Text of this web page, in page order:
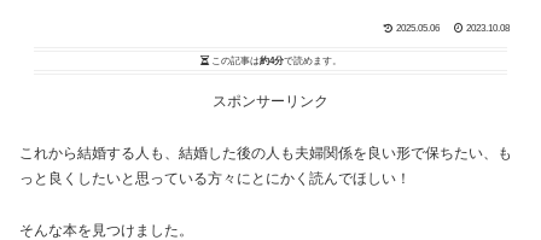
2025.05.06 2023.10.08
この記事は約4分で読めます。
スポンサーリンク
これから結婚する人も、結婚した後の人も夫婦関係を良い形で保ちたい、も
っと良くしたいと思っている方々にとにかく読んでほしい！
そんな本を見つけました。